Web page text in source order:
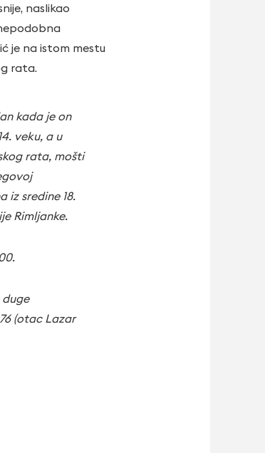
naslikao
je na istom mestu
rata.
kada je on
veku, a u
rata, mošti
iz sredine 18.
Rimljanke.
duge
(otac Lazar